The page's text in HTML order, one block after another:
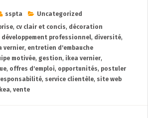
sspta
Uncategorized
, cv clair et concis, décoration
développement professionnel, diversité,
vernier, entretien d'embauche
motivée, gestion, ikea vernier,
, offres d'emploi, opportunités, postuler
, service clientèle, site web
, vente